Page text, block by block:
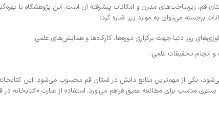
قم، زیرساخت‌های مدرن و امکانات پیشرفته آن است. این پژوهشگاه با
برجسته می‌توان به موارد زیر اشاره کرد:
روز دنیا جهت برگزاری دوره‌ها، کارگاه‌ها و همایش‌های علمی.
انجام تحقیقات علمی.
می‌شود، یکی از مهم‌ترین منابع دانش در استان قم محسوب می‌شود. این
مناسب برای مطالعه عمیق فراهم می‌آورد. استفاده از عبارت «کتابخانه